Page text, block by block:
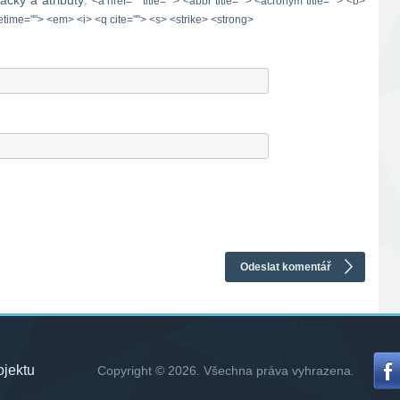
<em> <i> <q cite=""> <s> <strike> <strong>
Copyright © 2026. Všechna práva vyhrazena.